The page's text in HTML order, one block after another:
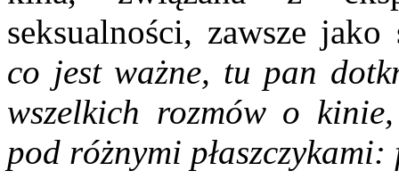
seksualności, zawsze
co jest ważne, tu pan
wszelkich rozmów o
pod różnymi